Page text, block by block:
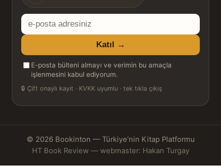
E-
posta
adresiniz
Katıl →
E-posta bülteni almayı ve verimin bu amaçla
işlenmesini kabul ediyorum.
🔒 Çift onaylı kayıt · KVKK uyumlu · tek tıkla çıkış
© 2026 Bookinton — Türkiye’nin Kitap Platformu
HT Book Review — webmaster: Hakan Turgay